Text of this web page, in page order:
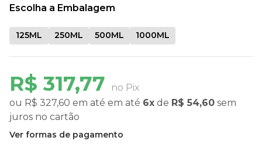
R$ 317,77
no Pix
ou R$ 327,60 em até em até 6x de R$ 54,60 sem
juros no cartão
Ver formas de pagamento
Escolha a Embalagem
125ML 250ML 500ML 1000ML